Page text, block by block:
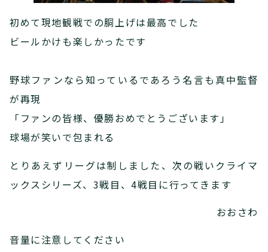
初めて現地観戦での胴上げは最高でした
ビールかけも楽しかったです
野球ファンなら知っているであろう名言も真中監督
が再現
「ファンの皆様、優勝おめでとうございます」
球場が笑いで包まれる
とりあえずリーグは制しました、次の戦いクライマ
ックスシリーズ、3戦目、4戦目に行ってきます
おおさわ
音量に注意してください